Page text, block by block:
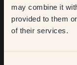
may combine it
provided to them
of their services.
​But